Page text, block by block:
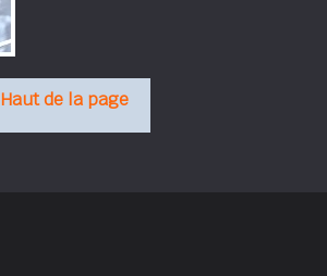
Haut de la page